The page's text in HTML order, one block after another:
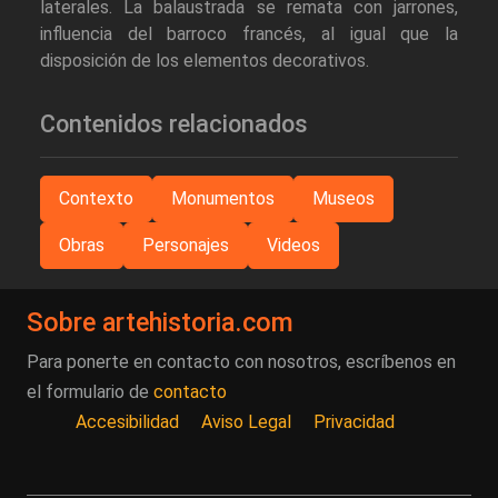
laterales. La balaustrada se remata con jarrones,
influencia del barroco francés, al igual que la
disposición de los elementos decorativos.
Contenidos relacionados
Contexto Monumentos Museos
Obras Personajes Videos
Sobre artehistoria.com
Para ponerte en contacto con nosotros, escríbenos en
el formulario de contacto
Accesibilidad
Aviso Legal Privacidad